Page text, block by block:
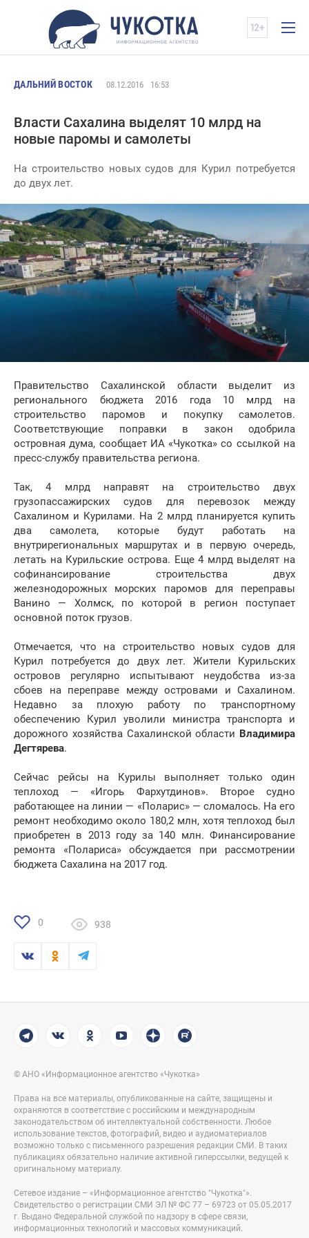
ДАЛЬНИЙ ВОСТОК 08.12.2016 16:53
Власти Сахалина выделят 10 млрд на
новые паромы и самолеты
На строительство новых судов для Курил потребуется
до двух лет.
Правительство Сахалинской области выделит из
регионального бюджета 2016 года 10 млрд на
строительство паромов и покупку самолетов.
Соответствующие поправки в закон одобрила
островная дума, сообщает ИА «Чукотка» со ссылкой на
пресс-службу правительства региона.
Так, 4 млрд направят на строительство двух
грузопассажирских судов для перевозок между
Сахалином и Курилами. На 2 млрд планируется купить
два самолета, которые будут работать на
внутрирегиональных маршрутах и в первую очередь,
летать на Курильские острова. Еще 4 млрд выделят на
софинансирование строительства двух
железнодорожных морских паромов для переправы
Ванино — Холмск, по которой в регион поступает
основной поток грузов.
Отмечается, что на строительство новых судов для
Курил потребуется до двух лет. Жители Курильских
островов регулярно испытывают неудобства из-за
сбоев на переправе между островами и Сахалином.
Недавно за плохую работу по транспортному
обеспечению Курил уволили министра транспорта и
дорожного хозяйства Сахалинской области Владимира
Дегтярева.
Сейчас рейсы на Курилы выполняет только один
теплоход — «Игорь Фархутдинов». Второе судно
работающее на линии — «Поларис» — сломалось. На его
ремонт необходимо около 180,2 млн, хотя теплоход был
приобретен в 2013 году за 140 млн. Финансирование
ремонта «Полариса» обсуждается при рассмотрении
бюджета Сахалина на 2017 год.
0 938
© АНО «Информационное агентство «Чукотка»
Права на все материалы, опубликованные на сайте, защищены и
охраняются в соответствие с российским и международным
законодательством об интеллектуальной собственности. Любое
использование текстов, фотографий, видео и аудиоматериалов
возможно только с письменного разрешения редакции СМИ. В таких
публикациях обязательно наличие активной гиперссылки, ведущей к
оригинальному материалу.
Сетевое издание – «Информационное агентство "Чукотка"».
Свидетельство о регистрации СМИ ЭЛ № ФС 77 – 69723 от 05.05.2017
г. Выдано Федеральной службой по надзору в сфере связи,
информационных технологий и массовых коммуникаций.